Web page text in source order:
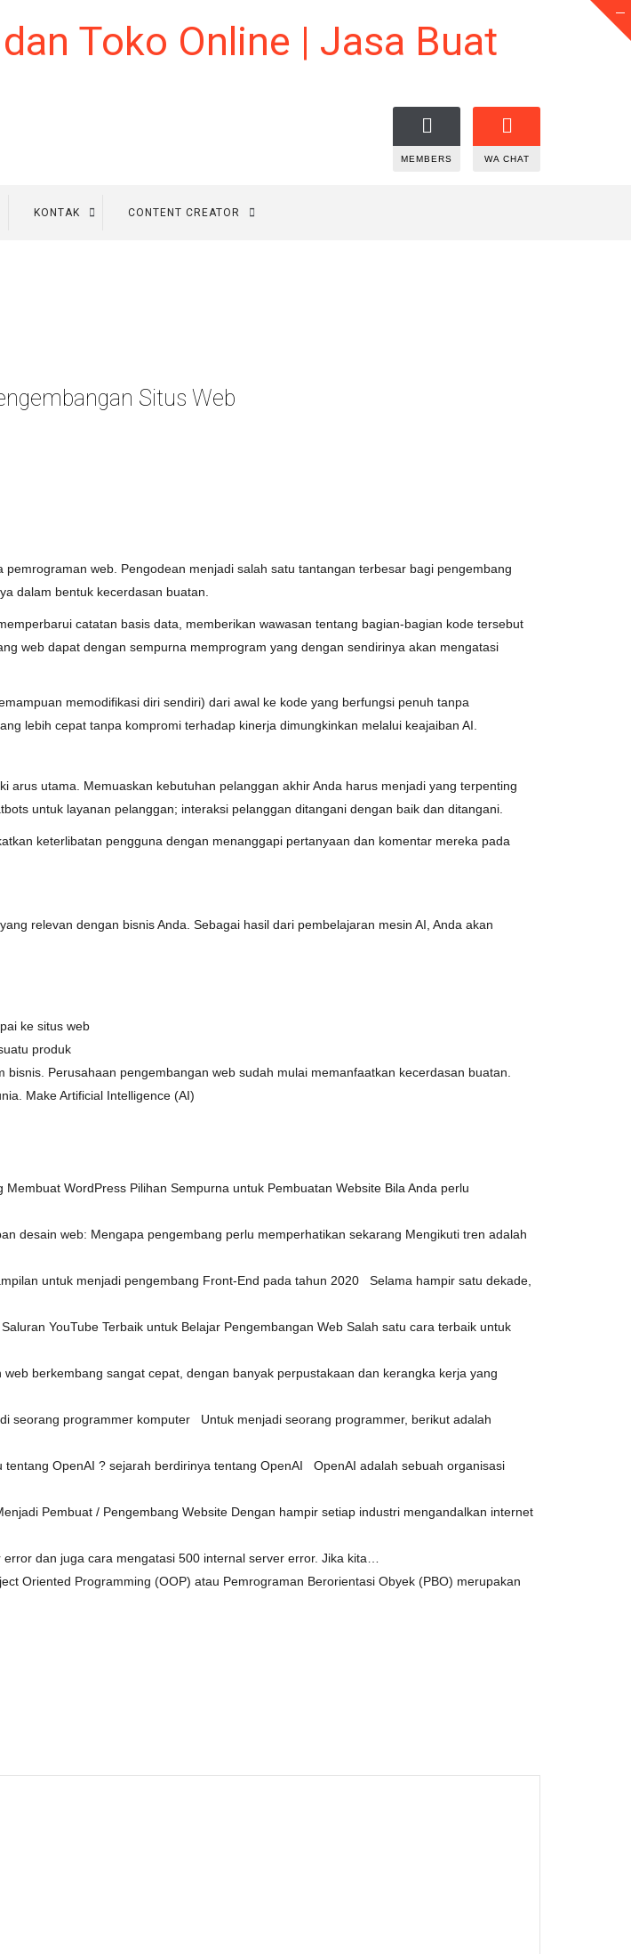
MEMBERS WA CHAT
KONTAK CONTENT CREATOR
Situs Web
web. Pengodean menjadi salah satu tantangan terbesar bagi pengembang
dalam bentuk kecerdasan buatan.
catatan basis data, memberikan wawasan tentang bagian-bagian kode tersebut
web dapat dengan sempurna memprogram yang dengan sendirinya akan mengatasi
memodifikasi diri sendiri) dari awal ke kode yang berfungsi penuh tanpa
lebih cepat tanpa kompromi terhadap kinerja dimungkinkan melalui keajaiban AI.
utama. Memuaskan kebutuhan pelanggan akhir Anda harus menjadi yang terpenting
untuk layanan pelanggan; interaksi pelanggan ditangani dengan baik dan ditangani.
keterlibatan pengguna dengan menanggapi pertanyaan dan komentar mereka pada
relevan dengan bisnis Anda. Sebagai hasil dari pembelajaran mesin AI, Anda akan
ke situs web
produk
Perusahaan pengembangan web sudah mulai memanfaatkan kecerdasan buatan.
Make Artificial Intelligence (AI)
Membuat WordPress Pilihan Sempurna untuk Pembuatan Website Bila Anda perlu
desain web: Mengapa pengembang perlu memperhatikan sekarang Mengikuti tren adalah
untuk menjadi pengembang Front-End pada tahun 2020 Selama hampir satu dekade,
YouTube Terbaik untuk Belajar Pengembangan Web Salah satu cara terbaik untuk
web berkembang sangat cepat, dengan banyak perpustakaan dan kerangka kerja yang
seorang programmer komputer Untuk menjadi seorang programmer, berikut adalah
tentang OpenAI ? sejarah berdirinya tentang OpenAI OpenAI adalah sebuah organisasi
Pembuat / Pengembang Website Dengan hampir setiap industri mengandalkan internet
dan juga cara mengatasi 500 internal server error. Jika kita…
Oriented Programming (OOP) atau Pemrograman Berorientasi Obyek (PBO) merupakan